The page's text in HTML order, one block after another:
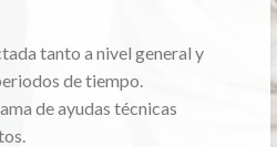
tanto a nivel general y
de tiempo.
de ayudas técnicas